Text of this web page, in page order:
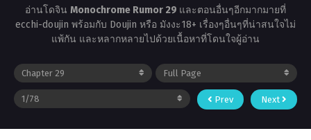
อ่านโดจิน Monochrome Rumor 29 และตอนอื่นๆอีกมากมายที่
ecchi-doujin พร้อมกับ Doujin หรือ มังงะ18+ เรื่องๆอื่นๆที่น่าสนใจไม่
แพ้กัน และหลากหลายไปด้วยเนื้อหาที่โดนใจผู้อ่าน
Prev Next